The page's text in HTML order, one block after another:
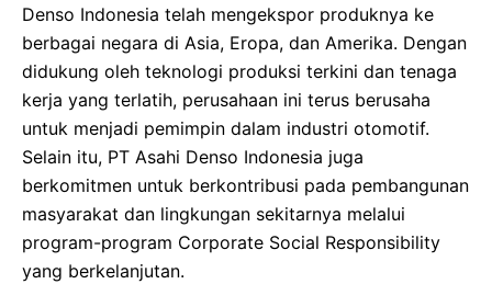
Denso Indonesia telah mengekspor produknya ke
berbagai negara di Asia, Eropa, dan Amerika. Dengan
didukung oleh teknologi produksi terkini dan tenaga
kerja yang terlatih, perusahaan ini terus berusaha
untuk menjadi pemimpin dalam industri otomotif.
Selain itu, PT Asahi Denso Indonesia juga
berkomitmen untuk berkontribusi pada pembangunan
masyarakat dan lingkungan sekitarnya melalui
program-program Corporate Social Responsibility
yang berkelanjutan.